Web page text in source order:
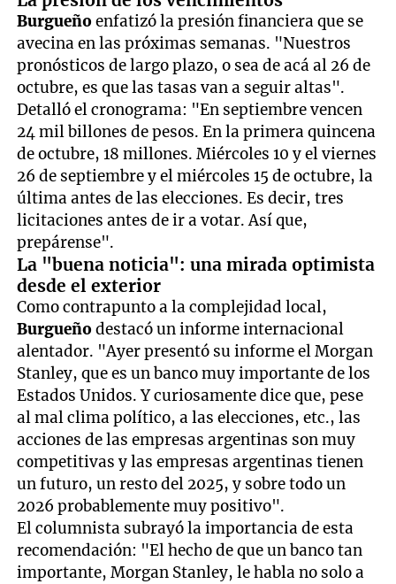
Burgueñoenfatizó la presión financiera que se
avecina en las próximas semanas. "Nuestros
pronósticos de largo plazo, o sea de acá al 26 de
octubre, es que las tasas van a seguir altas".
Detalló el cronograma: "En septiembre vencen
24 mil billones de pesos. En la primera quincena
de octubre, 18 millones. Miércoles 10 y el viernes
26 de septiembre y el miércoles 15 de octubre, la
última antes de las elecciones. Es decir, tres
licitaciones antes de ir a votar. Así que,
prepárense".
La "buena noticia": una mirada optimista
desde el exterior
Como contrapunto a la complejidad local,
Burgueñodestacó un informe internacional
alentador. "Ayer presentó su informe el Morgan
Stanley, que es un banco muy importante de los
Estados Unidos. Y curiosamente dice que, pese
al mal clima político, a las elecciones, etc., las
acciones de las empresas argentinas son muy
competitivas y las empresas argentinas tienen
un futuro, un resto del 2025, y sobre todo un
2026 probablemente muy positivo".
El columnista subrayó la importancia de esta
recomendación: "El hecho de que un banco tan
importante, Morgan Stanley, le habla no solo a